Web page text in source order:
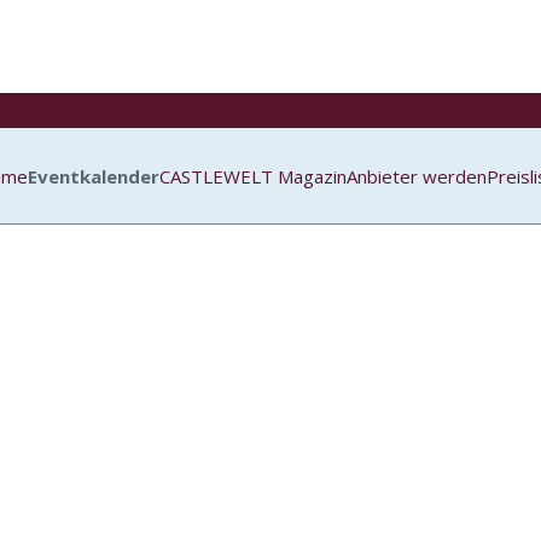
EventkalenderCASTLEWELT MagazinAnbieter werden